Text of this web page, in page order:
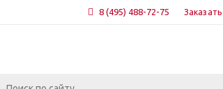
8 (495) 488-72-75